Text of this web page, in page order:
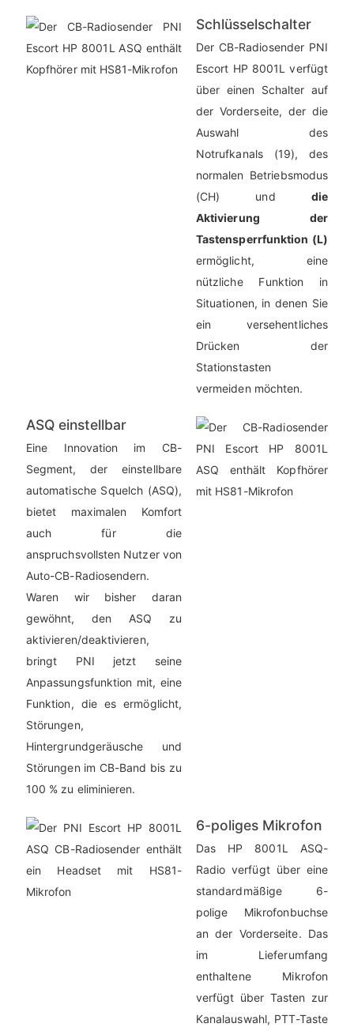
Schlüsselschalter
Der CB-Radiosender PNI
Escort HP 8001L verfügt
über einen Schalter auf
der Vorderseite, der die
Auswahl des
Notrufkanals (19), des
normalen Betriebsmodus
(CH) und die
Aktivierung der
Tastensperrfunktion (L)
ermöglicht, eine
nützliche Funktion in
Situationen, in denen Sie
ein versehentliches
Drücken der
Stationstasten
vermeiden möchten.
ASQ einstellbar
Eine Innovation im CB-
Segment, der einstellbare
automatische Squelch (ASQ),
bietet maximalen Komfort
auch für die
anspruchsvollsten Nutzer von
Auto-CB-Radiosendern.
Waren wir bisher daran
gewöhnt, den ASQ zu
aktivieren/deaktivieren,
bringt PNI jetzt seine
Anpassungsfunktion mit, eine
Funktion, die es ermöglicht,
Störungen,
Hintergrundgeräusche und
Störungen im CB-Band bis zu
100 % zu eliminieren.
6-poliges Mikrofon
Das HP 8001L ASQ-
Radio verfügt über eine
standardmäßige 6-
polige Mikrofonbuchse
an der Vorderseite. Das
im Lieferumfang
enthaltene Mikrofon
verfügt über Tasten zur
Kanalauswahl, PTT-Taste